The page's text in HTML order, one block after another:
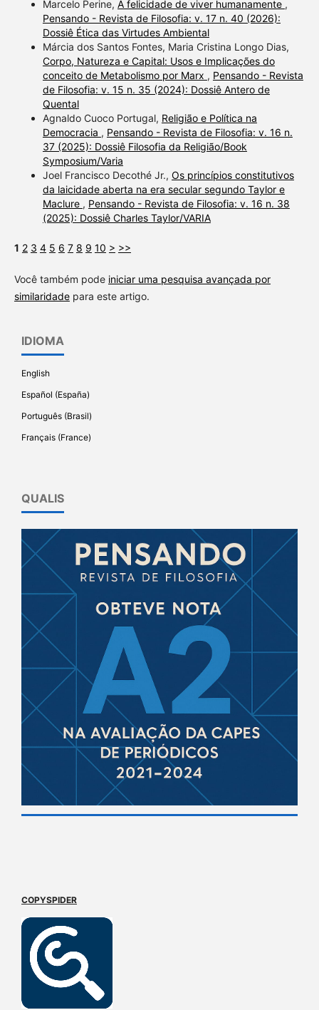
Marcelo Perine, A felicidade de viver humanamente ,
Pensando - Revista de Filosofia: v. 17 n. 40 (2026):
Dossiê Ética das Virtudes Ambiental
Márcia dos Santos Fontes, Maria Cristina Longo Dias,
Corpo, Natureza e Capital: Usos e Implicações do
conceito de Metabolismo por Marx , Pensando - Revista
de Filosofia: v. 15 n. 35 (2024): Dossiê Antero de
Quental
Agnaldo Cuoco Portugal, Religião e Política na
Democracia , Pensando - Revista de Filosofia: v. 16 n.
37 (2025): Dossiê Filosofia da Religião/Book
Symposium/Varia
Joel Francisco Decothé Jr., Os princípios constitutivos
da laicidade aberta na era secular segundo Taylor e
Maclure , Pensando - Revista de Filosofia: v. 16 n. 38
(2025): Dossiê Charles Taylor/VARIA
1 2 3 4 5 6 7 8 9 10 > >>
Você também pode iniciar uma pesquisa avançada por
similaridadepara este artigo.
IDIOMA
English
Español (España)
Português (Brasil)
Français (France)
QUALIS
COPYSPIDER